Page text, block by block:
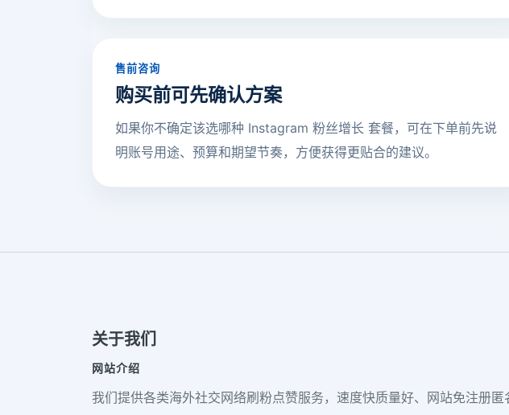
售前咨询
购买前可先确认方案
如果你不确定该选哪种 Instagram 粉丝增长 套餐，可在下单前先说
明账号用途、预算和期望节奏，方便获得更贴合的建议。
关于我们
网站介绍
我们提供各类海外社交网络刷粉点赞服务，速度快质量好、网站免注册